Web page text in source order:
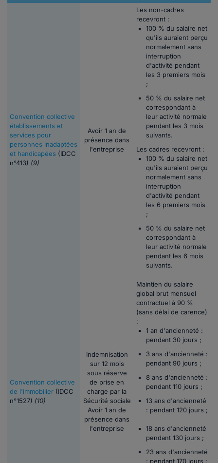
Convention collective
établissements et
services pour
personnes inadaptées
et handicapées (IDCC
n°413) (9)
Avoir 1 an de
présence dans
l'entreprise
Les non-cadres
recevront :
100 % du salaire net
qu'ils auraient perçu
normalement sans
interruption
d'activité pendant
les 3 premiers mois
;
50 % du salaire net
correspondant à
leur activité normale
pendant les 3 mois
suivants.
Les cadres recevront :
100 % du salaire net
qu'ils auraient perçu
normalement sans
interruption
d'activité pendant
les 6 premiers mois
;
50 % du salaire net
correspondant à
leur activité normale
pendant les 6 mois
suivants.
Convention collective
de l'immobilier (IDCC
n°1527) (10)
Indemnisation
sur 12 mois
sous réserve
de prise en
charge par la
Sécurité sociale
Avoir 1 an de
présence dans
l'entreprise
Maintien du salaire
global brut mensuel
contractuel à 90 %
(sans délai de carence)
:
1 an d'ancienneté :
pendant 30 jours ;
3 ans d'ancienneté :
pendant 90 jours ;
8 ans d'ancienneté :
pendant 110 jours ;
13 ans d'ancienneté
: pendant 120 jours ;
18 ans d'ancienneté
pendant 130 jours ;
23 ans d'ancienneté
: pendant 170 jours ;